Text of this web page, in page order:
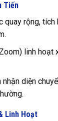
Tiến
quay rộng,
linh hoạt
diện
Linh Hoạt